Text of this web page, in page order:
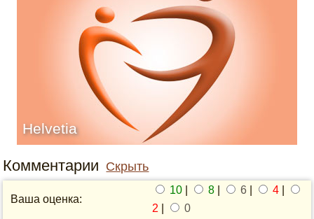
Helvetia
Комментарии Скрыть
Ваша оценка:
10 8 6 4
2
0